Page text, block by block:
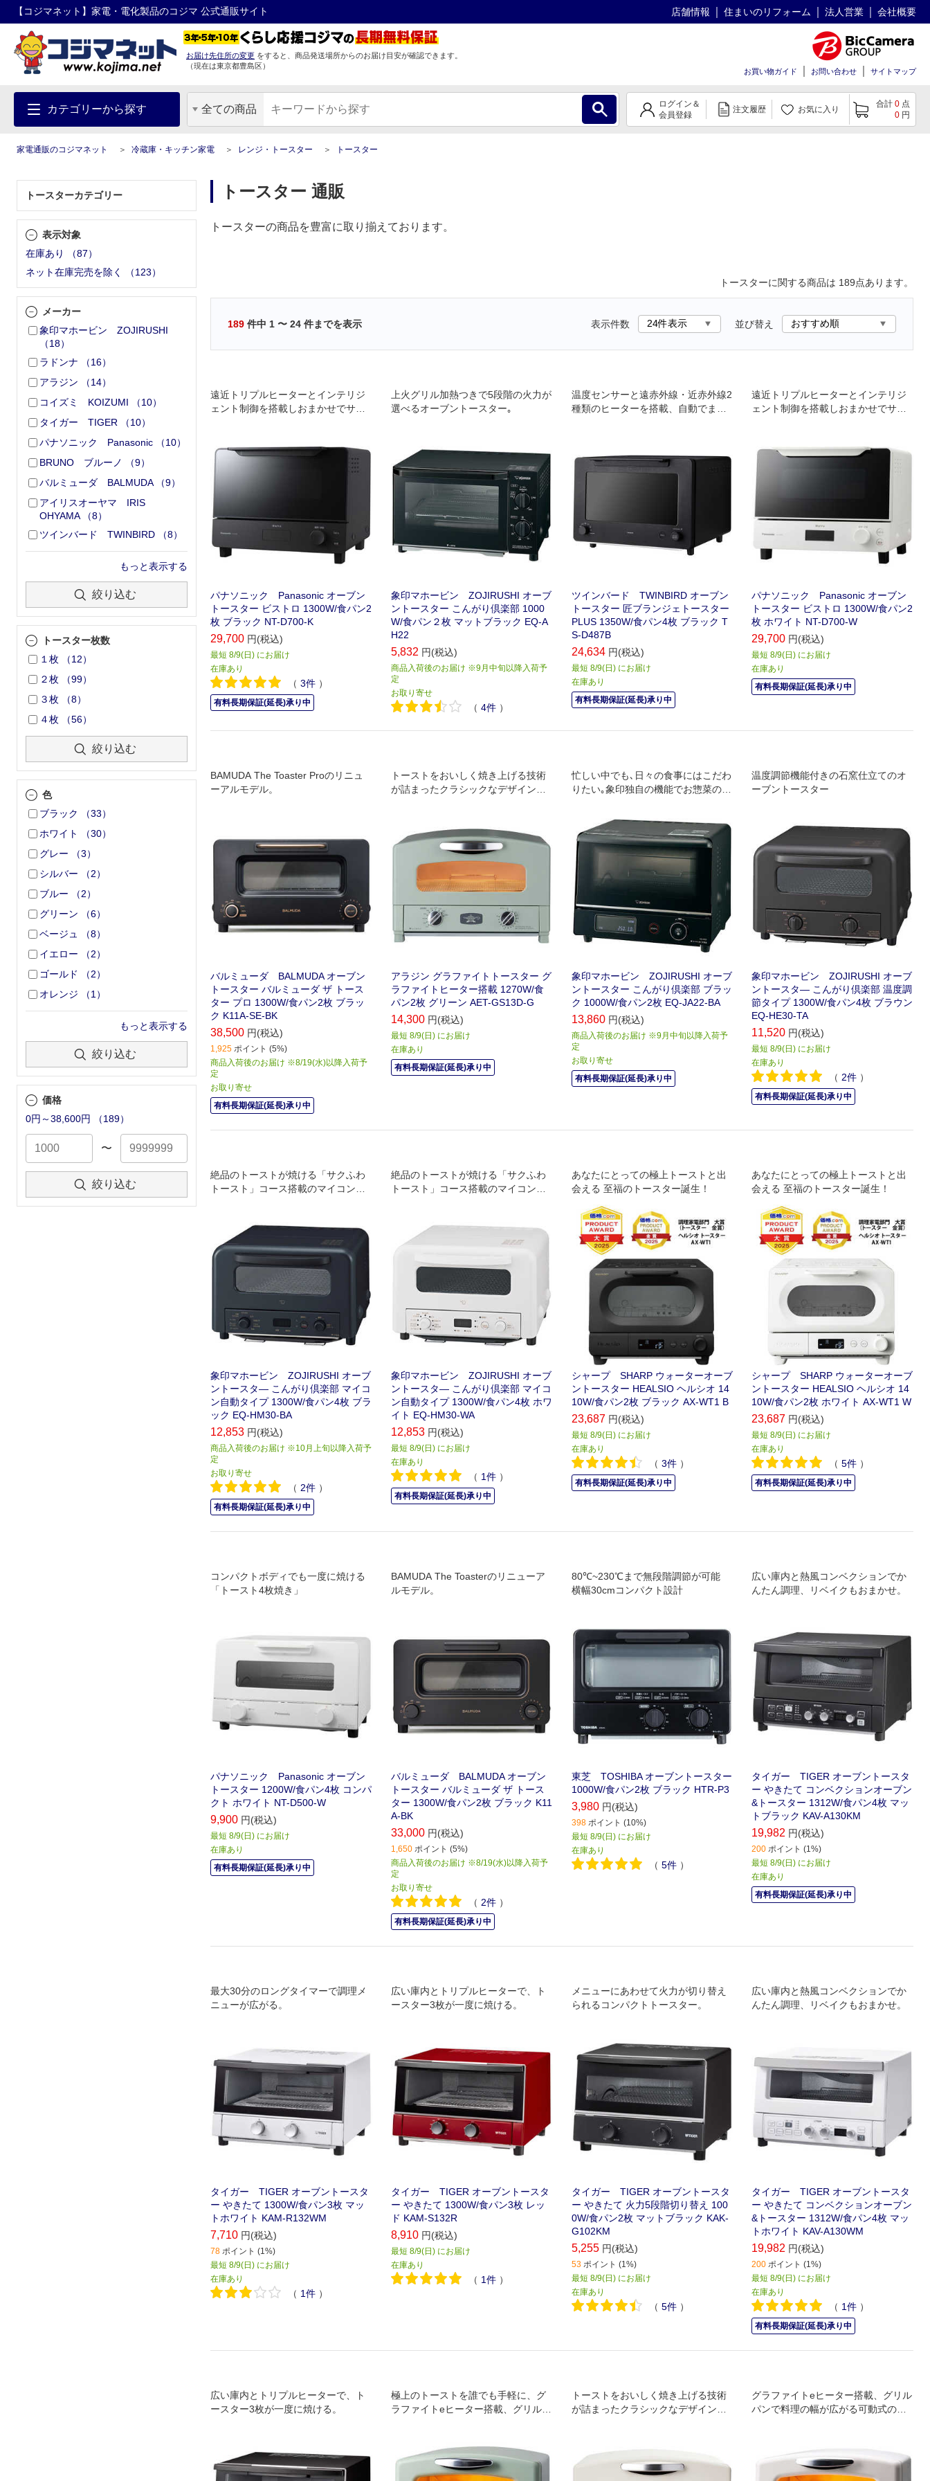
【コジマネット】家電・電化製品のコジマ 公式通販サイト 店舗情報 住まいのリフォーム 法人営業 会社概要
お届け先住所の変更 をすると、商品発送場所からのお届け目安が確認できます。
（現在は東京都豊島区）
お買い物ガイド お問い合わせ サイトマップ
カテゴリーから探す 全ての商品
ログイン＆
会員登録
注文履歴 お気に入り
合計 0 点
0 円
家電通販のコジマネット 冷蔵庫・キッチン家電 レンジ・トースター トースター
トースターカテゴリー
表示対象
在庫あり
（87）
ネット在庫完売を除く
（123）
メーカー
象印マホービン ZOJIRUSHI
（18）
ラドンナ
（16）
アラジン
（14）
コイズミ KOIZUMI
（10）
タイガー TIGER
（10）
パナソニック Panasonic
（10）
BRUNO ブルーノ
（9）
バルミューダ BALMUDA
（9）
アイリスオーヤマ IRIS
OHYAMA
（8）
ツインバード TWINBIRD
（8）
もっと表示する
絞り込む
トースター枚数
１枚
（12）
２枚
（99）
３枚
（8）
４枚
（56）
絞り込む
色
ブラック
（33）
ホワイト
（30）
グレー
（3）
シルバー
（2）
ブルー
（2）
グリーン
（6）
ベージュ
（8）
イエロー
（2）
ゴールド
（2）
オレンジ
（1 ）
もっと表示する
絞り込む
価格
0円～38,600円
（189）
〜
絞り込む
トースター 通販
トースターの商品を豊富に取り揃えております。
トースターに関する商品は 189点あります。
189 件中 1 〜 24 件までを表示 表示件数 並び替え
遠近トリプルヒーターとインテリジ
ェント制御を搭載しおまかせでサク
充実｡
パナソニック Panasonic オーブン
トースター ビストロ 1300W/食パン2
枚 ブラック NT-D700-K
29,700 円(税込)
最短 8/9(日) にお届け
在庫あり
（ 3件 ）
有料長期保証(延長)承り中
上火グリル加熱つきで5段階の火力が
選べるオーブントースター｡
象印マホービン ZOJIRUSHI オーブ
ントースター こんがり倶楽部 1000
W/食パン２枚 マットブラック EQ-A
H22
5,832 円(税込)
商品入荷後のお届け ※9月中旬以降入荷予
定
お取り寄せ
（ 4件 ）
温度センサーと遠赤外線・近赤外線2
種類のヒーターを搭載、自動でまる
ツインバード TWINBIRD オーブン
トースター 匠ブランジェトースター
PLUS 1350W/食パン4枚 ブラック T
S-D487B
24,634 円(税込)
最短 8/9(日) にお届け
在庫あり
有料長期保証(延長)承り中
遠近トリプルヒーターとインテリジ
ェント制御を搭載しおまかせでサク
パナソニック Panasonic オーブン
トースター ビストロ 1300W/食パン2
枚 ホワイト NT-D700-W
29,700 円(税込)
最短 8/9(日) にお届け
在庫あり
有料長期保証(延長)承り中
BAMUDA The Toaster Proのリニュ
ーアルモデル。
バルミューダ BALMUDA オーブン
トースター バルミューダ ザ トース
ター プロ 1300W/食パン2枚 ブラッ
ク K11A-SE-BK
38,500 円(税込)
1,925 ポイント (5%)
商品入荷後のお届け ※8/19(水)以降入荷予
定
お取り寄せ
有料長期保証(延長)承り中
トーストをおいしく焼き上げる技術
が詰まったクラシックなデザインの2
アラジン グラファイトトースター グ
ラファイトヒーター搭載 1270W/食
パン2枚 グリーン AET-GS13D-G
14,300 円(税込)
最短 8/9(日) にお届け
在庫あり
有料長期保証(延長)承り中
忙しい中でも､日々の食事にはこだわ
りたい｡象印独自の機能でお惣菜の揚
感が楽しめるオーブントースター｡
象印マホービン ZOJIRUSHI オーブ
ントースター こんがり倶楽部 ブラッ
ク 1000W/食パン2枚 EQ-JA22-BA
13,860 円(税込)
商品入荷後のお届け ※9月中旬以降入荷予
定
お取り寄せ
有料長期保証(延長)承り中
温度調節機能付きの石窯仕立てのオ
ーブントースター
象印マホービン ZOJIRUSHI オーブ
ントースタ― こんがり倶楽部 温度調
節タイプ 1300W/食パン4枚 ブラウン
EQ-HE30-TA
11,520 円(税込)
最短 8/9(日) にお届け
在庫あり
（ 2件 ）
有料長期保証(延長)承り中
絶品のトーストが焼ける「サクふわ
トースト」コース搭載のマイコンオ
象印マホービン ZOJIRUSHI オーブ
ントースタ― こんがり倶楽部 マイコ
ン自動タイプ 1300W/食パン4枚 ブラ
ック EQ-HM30-BA
12,853 円(税込)
商品入荷後のお届け ※10月上旬以降入荷予
定
お取り寄せ
（ 2件 ）
有料長期保証(延長)承り中
絶品のトーストが焼ける「サクふわ
トースト」コース搭載のマイコンオ
象印マホービン ZOJIRUSHI オーブ
ントースタ― こんがり倶楽部 マイコ
ン自動タイプ 1300W/食パン4枚 ホワ
イト EQ-HM30-WA
12,853 円(税込)
最短 8/9(日) にお届け
在庫あり
（ 1件 ）
有料長期保証(延長)承り中
あなたにとっての極上トーストと出
会える 至福のトースター誕生！
シャープ SHARP ウォーターオーブ
ントースター HEALSIO ヘルシオ 14
10W/食パン2枚 ブラック AX-WT1 B
23,687 円(税込)
最短 8/9(日) にお届け
在庫あり
（ 3件 ）
有料長期保証(延長)承り中
あなたにとっての極上トーストと出
会える 至福のトースター誕生！
シャープ SHARP ウォーターオーブ
ントースター HEALSIO ヘルシオ 14
10W/食パン2枚 ホワイト AX-WT1 W
23,687 円(税込)
最短 8/9(日) にお届け
在庫あり
（ 5件 ）
有料長期保証(延長)承り中
コンパクトボディでも一度に焼ける
「トースト4枚焼き」
パナソニック Panasonic オーブン
トースター 1200W/食パン4枚 コンパ
クト ホワイト NT-D500-W
9,900 円(税込)
最短 8/9(日) にお届け
在庫あり
有料長期保証(延長)承り中
BAMUDA The Toasterのリニューア
ルモデル。
バルミューダ BALMUDA オーブン
トースター バルミューダ ザ トース
ター 1300W/食パン2枚 ブラック K11
A-BK
33,000 円(税込)
1,650 ポイント (5%)
商品入荷後のお届け ※8/19(水)以降入荷予
定
お取り寄せ
（ 2件 ）
有料長期保証(延長)承り中
80℃~230℃まで無段階調節が可能
横幅30cmコンパクト設計
東芝 TOSHIBA オーブントースター
1000W/食パン2枚 ブラック HTR-P3
3,980 円(税込)
398 ポイント (10%)
最短 8/9(日) にお届け
在庫あり
（ 5件 ）
広い庫内と熱風コンベクションでか
んたん調理、リベイクもおまかせ。
タイガー TIGER オーブントースタ
ー やきたて コンベクションオーブン
&トースター 1312W/食パン4枚 マッ
トブラック KAV-A130KM
19,982 円(税込)
200 ポイント (1%)
最短 8/9(日) にお届け
在庫あり
有料長期保証(延長)承り中
最大30分のロングタイマーで調理メ
ニューが広がる。
タイガー TIGER オーブントースタ
ー やきたて 1300W/食パン3枚 マッ
トホワイト KAM-R132WM
7,710 円(税込)
78 ポイント (1%)
最短 8/9(日) にお届け
在庫あり
（ 1件 ）
広い庫内とトリプルヒーターで、ト
ースター3枚が一度に焼ける。
タイガー TIGER オーブントースタ
ー やきたて 1300W/食パン3枚 レッ
ド KAM-S132R
8,910 円(税込)
最短 8/9(日) にお届け
在庫あり
（ 1件 ）
メニューにあわせて火力が切り替え
られるコンパクトトースター。
タイガー TIGER オーブントースタ
ー やきたて 火力5段階切り替え 100
0W/食パン2枚 マットブラック KAK-
G102KM
5,255 円(税込)
53 ポイント (1%)
最短 8/9(日) にお届け
在庫あり
（ 5件 ）
広い庫内と熱風コンベクションでか
んたん調理、リベイクもおまかせ。
タイガー TIGER オーブントースタ
ー やきたて コンベクションオーブン
&トースター 1312W/食パン4枚 マッ
トホワイト KAV-A130WM
19,982 円(税込)
200 ポイント (1%)
最短 8/9(日) にお届け
在庫あり
（ 1件 ）
有料長期保証(延長)承り中
広い庫内とトリプルヒーターで、ト
ースター3枚が一度に焼ける。
極上のトーストを誰でも手軽に、グ
ラファイトeヒーター搭載、グリルパ
ースト一度に4枚焼ける、22cmのピ
ザも焼ける
トーストをおいしく焼き上げる技術
が詰まったクラシックなデザインの2
グラファイトeヒーター搭載、グリル
パンで料理の幅が広がる可動式の焼
スト一度に4枚焼ける22cmのピザも
焼ける